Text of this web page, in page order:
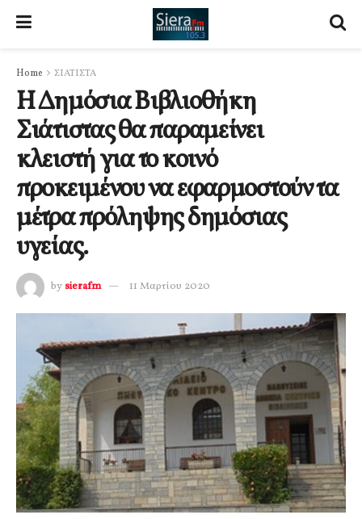
Home ΣΙΑΤΙΣΤΑ
Η Δημόσια Βιβλιοθήκη
Σιάτιστας θα παραμείνει
κλειστή για το κοινό
προκειμένου να εφαρμοστούν τα
μέτρα πρόληψης δημόσιας
υγείας.
by sierafm 11 Μαρτίου 2020